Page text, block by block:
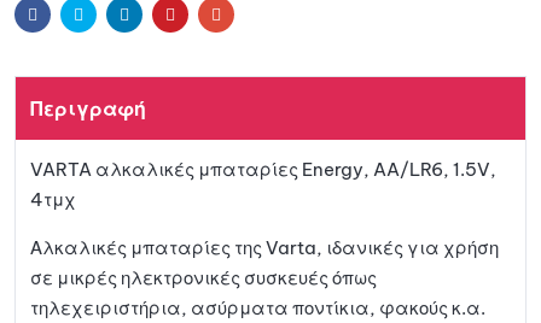
αγαπη
μένων
FacebookTwitter LinkedinPinterestEmail
Περιγραφή
VARTA αλκαλικές μπαταρίες Energy, AA/LR6, 1.5V,
4τμχ
Αλκαλικές μπαταρίες της Varta, ιδανικές για χρήση
σε μικρές ηλεκτρονικές συσκευές όπως
τηλεχειριστήρια, ασύρματα ποντίκια, φακούς κ.α.